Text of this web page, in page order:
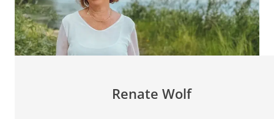
Renate Wolf